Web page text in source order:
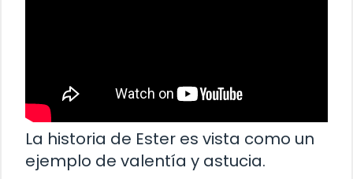
La historia de Ester es vista como un
ejemplo de valentía y astucia.